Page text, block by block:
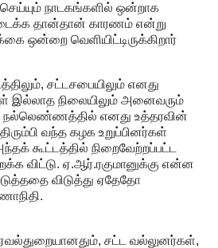
நாடகங்களில் ஒன்றாக
தான்தான் காரணம் என்று
ஒன்றை வெளியிட்டிருக்கிறார்
சட்டசபையிலும் எனது
இல்லாத நிலையிலும் அனைவரும்
நல்லெண்ணத்தில் எனது உத்தரவின்
வந்த கழக உறுப்பினர்கள்
கூட்டத்தில் நிறைவேற்றப்பட்ட
விட்டு. ஏ.ஆர்.ரகுமானுக்கு என்ன
விடுத்து ஏதேதோ
சட்ட வல்லுனர்கள்,